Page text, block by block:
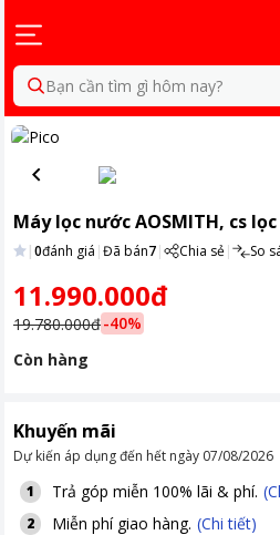
Bạn cần tìm gì hôm nay?
Máy lọc nước AOSMITH, cs lọc
|0đánh giá |Đã bán7| Chia sẻ| So
11.990.000đ
19.780.000đ-40%
Còn hàng
Khuyến mãi
Dự kiến áp dụng đến hết ngày 07/08/2026
1
Trả góp miễn 100% lãi & phí.
2 Miễn phí giao hàng. (Chi tiết)